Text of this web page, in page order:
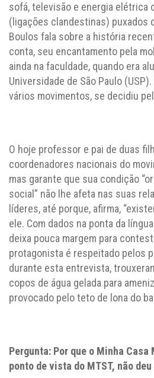
sofá, televisão e energia elétrica
(ligações clandestinas) puxados
Boulos fala sobre a história
conta, seu encantamento pela
ainda na faculdade, quando era
Universidade de São Paulo
vários movimentos, se decidiu
O hoje professor e pai de duas
coordenadores nacionais do
mas garante que sua condição
social” não lhe afeta nas suas
líderes, até porque, afirma,
ele. Com dados na ponta da
deixa pouca margem para
protagonista é respeitado pelos
durante esta entrevista,
copos de água gelada para
provocado pelo teto de lona do
Pergunta: Por que o Minha Casa
ponto de vista do MTST, não